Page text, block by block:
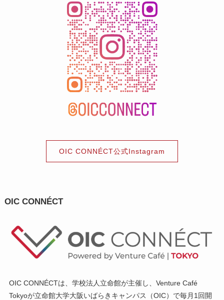
OIC CONNÉCT公式Instagram
OIC CONNÉCT
OIC CONNÉCTは、学校法人立命館が主催し、Venture Café
Tokyoが立命館大学大阪いばらきキャンパス（OIC）で毎月1回開